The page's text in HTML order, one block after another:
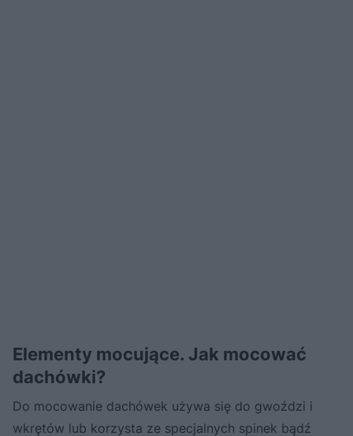
Elementy mocujące. Jak mocować
dachówki?
Do mocowanie dachówek używa się do gwoździ i
wkrętów lub korzysta ze specjalnych spinek bądź